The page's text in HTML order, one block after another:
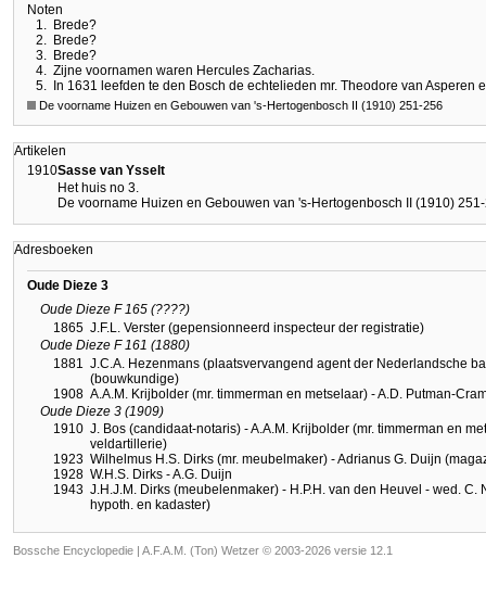
Noten
1. Brede?
2. Brede?
3. Brede?
4. Zijne voornamen waren Hercules Zacharias.
5.
In 1631 leefden te den Bosch de echtelieden mr. Theodore van Asperen
De voorname Huizen en Gebouwen van 's-Hertogenbosch II (1910) 251-256
Artikelen
1910Sasse van Ysselt
Het huis no 3.
De voorname Huizen en Gebouwen van 's-Hertogenbosch II (1910)
Adresboeken
Oude Dieze 3
Oude Dieze F 165 (????)
1865 J.F.L. Verster (gepensionneerd inspecteur der registratie)
Oude Dieze F 161 (1880)
1881
J.C.A. Hezenmans (plaatsvervangend agent der Nederlandsche
(bouwkundige)
1908 A.A.M. Krijbolder (mr. timmerman en metselaar) - A.D. Putman-
Oude Dieze 3 (1909)
1910 J. Bos (candidaat-notaris) - A.A.M. Krijbolder (mr. timmerman en
veldartillerie)
1923 Wilhelmus H.S. Dirks (mr. meubelmaker) - Adrianus G. Duijn
1928 W.H.S. Dirks - A.G. Duijn
1943 J.H.J.M. Dirks (meubelenmaker) - H.P.H. van den Heuvel - wed. C.
hypoth. en kadaster)
Bossche Encyclopedie | A.F.A.M. (Ton) Wetzer © 2003-2026 versie 12.1